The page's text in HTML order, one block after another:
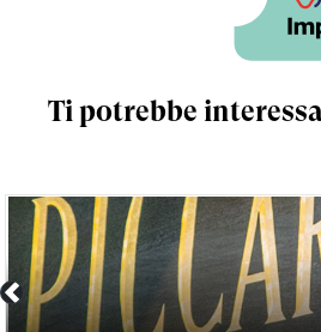
Ti potrebbe
Previous